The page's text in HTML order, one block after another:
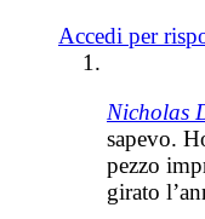
Accedi per
Nicholas
sapevo.
pezzo
girato